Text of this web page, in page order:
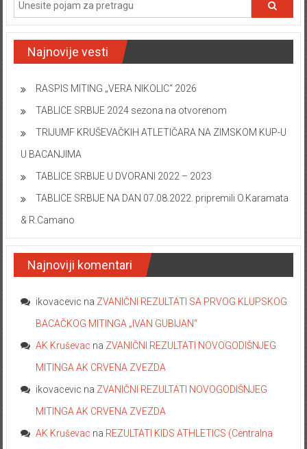
Najnovije vesti
RASPIS MITING „VERA NIKOLIC“ 2026
TABLICE SRBIJE 2024 sezona na otvorenom
TRIJUMF KRUŠEVAČKIH ATLETIČARA NA ZIMSKOM KUP-U
U BACANJIMA
TABLICE SRBIJE U DVORANI 2022 – 2023
TABLICE SRBIJE NA DAN 07.08.2022. pripremili O.Karamata
& R.Camano
Najnoviji komentari
ikovacevic na ZVANIČNI REZULTATI SA PRVOG KLUPSKOG
BACAČKOG MITINGA „IVAN GUBIJAN“
AK Kruševac na ZVANIČNI REZULTATI NOVOGODIŠNJEG
MITINGA AK CRVENA ZVEZDA
ikovacevic na ZVANIČNI REZULTATI NOVOGODIŠNJEG
MITINGA AK CRVENA ZVEZDA
AK Kruševac na REZULTATI KIDS ATHLETICS (Centralna